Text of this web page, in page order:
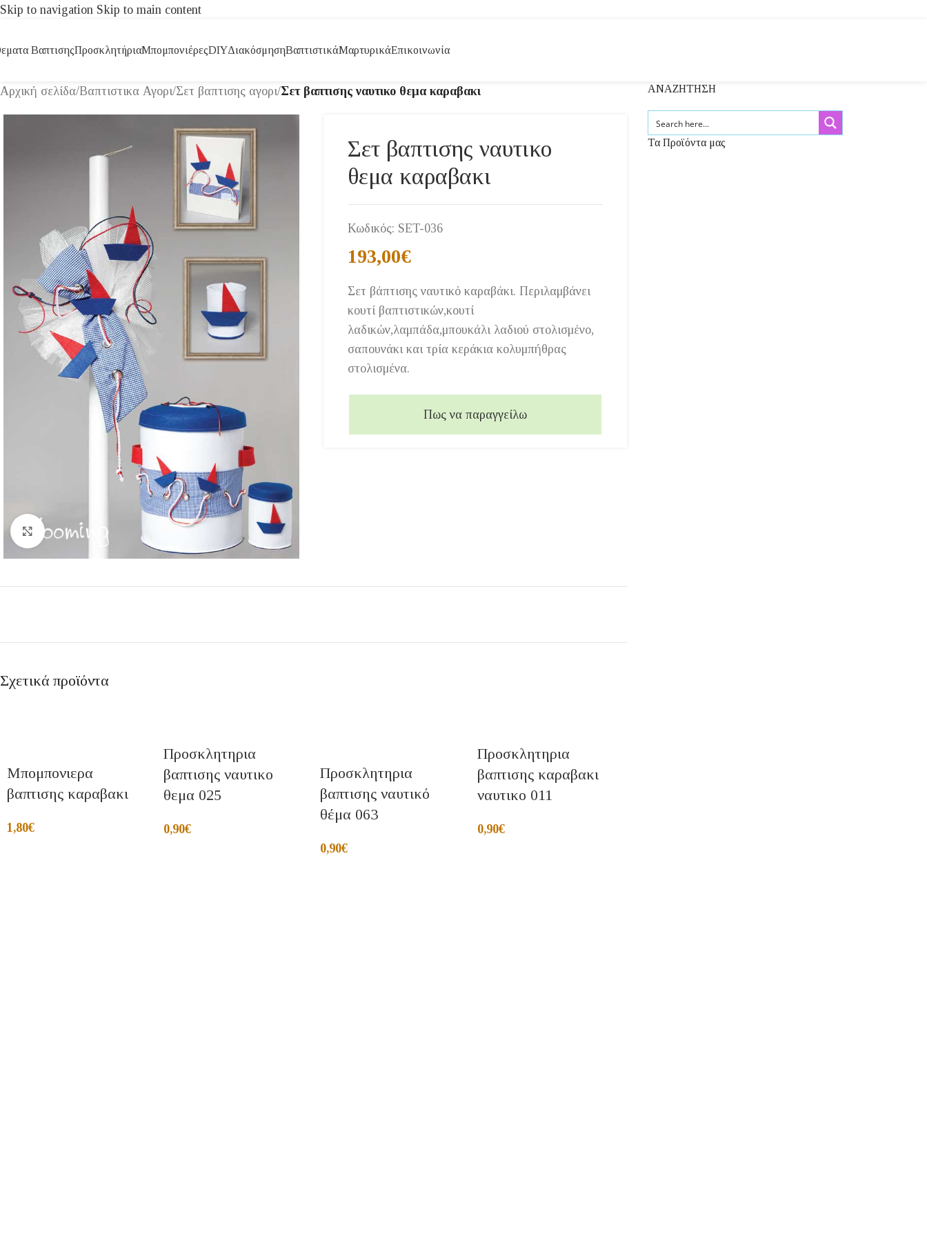
Skip to navigation Skip to main content
ΒαπτισηςΠροσκλητήριαΜπομπονιέρεςDIYΔιακόσμησηΒαπτιστικάΜαρτυρικάΕπικοινωνία
Αρχική σελίδα/Βαπτιστικα Αγορι/Σετ βαπτισης αγορι/Σετ βαπτισης ναυτικο θεμα καραβακι
Click to enlarge
Σετ βαπτισης ναυτικο
θεμα καραβακι
Κωδικός: SET-036
193,00€
Σετ βάπτισης ναυτικό καραβάκι. Περιλαμβάνει
κουτί βαπτιστικών,κουτί
λαδικών,λαμπάδα,μπουκάλι λαδιού στολισμένο,
σαπουνάκι και τρία κεράκια κολυμπήθρας
στολισμένα.
Πως να παραγγείλω
Σχετικά προϊόντα
Μπομπονιερα
βαπτισης καραβακι
1,80€
Προσκλητηρια
βαπτισης ναυτικο
θεμα 025
0,90€
Προσκλητηρια
βαπτισης ναυτικό
θέμα 063
0,90€
Προσκλητηρια
βαπτισης καραβακι
ναυτικο 011
0,90€
ΑΝΑΖΗΤΗΣΗ
Τα Προϊόντα μας